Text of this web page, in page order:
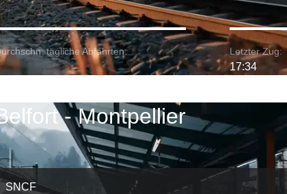
tägliche Abfahrten: Letzter Zug:
17:34
- Montpellier
SNCF